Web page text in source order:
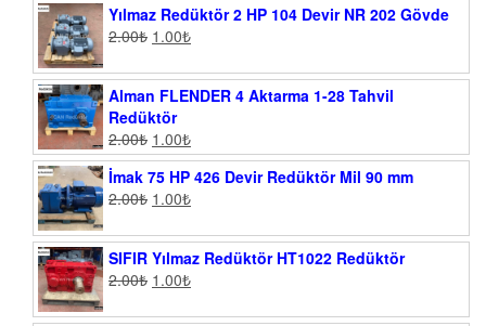
Yılmaz Redüktör 2 HP 104 Devir NR 202 Gövde
2.00₺ 1.00₺
Alman FLENDER 4 Aktarma 1-28 Tahvil
Redüktör
2.00₺ 1.00₺
İmak 75 HP 426 Devir Redüktör Mil 90 mm
2.00₺ 1.00₺
SIFIR Yılmaz Redüktör HT1022 Redüktör
2.00₺ 1.00₺